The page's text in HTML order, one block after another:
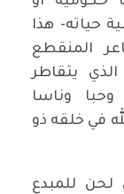
حياته- هذا
المنقطع
يتقاطر
وناسا
في خلقه ذو
(ينجمه) عام 69 أول لحن للمبدع